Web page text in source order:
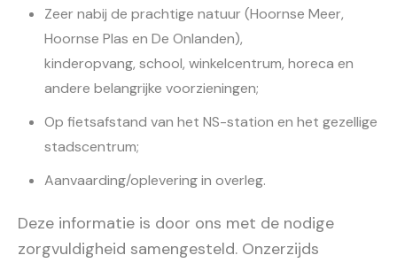
Zeer nabij de prachtige natuur (Hoornse Meer,
Hoornse Plas en De Onlanden),
kinderopvang, school, winkelcentrum, horeca en
andere belangrijke voorzieningen;
Op fietsafstand van het NS-station en het gezellige
stadscentrum;
Aanvaarding/oplevering in overleg.
Deze informatie is door ons met de nodige
zorgvuldigheid samengesteld. Onzerzijds